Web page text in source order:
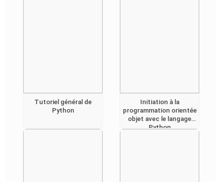
Tutoriel général de
Python
Initiation à la
programmation orientée
objet avec le langage
Python